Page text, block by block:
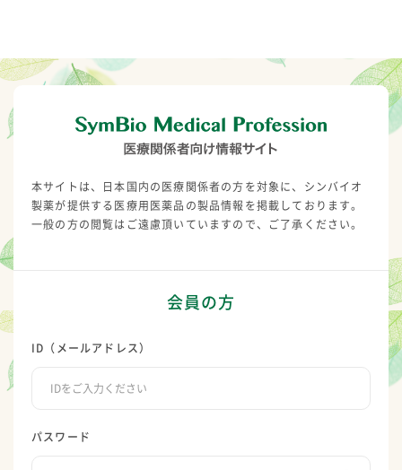
本サイトは、日本国内の医療関係者の方を対象に、シンバイオ
製薬が提供する医療用医薬品の製品情報を掲載しております。
一般の方の閲覧はご遠慮頂いていますので、ご了承ください。
会員の方
ID（メールアドレス）
パスワード